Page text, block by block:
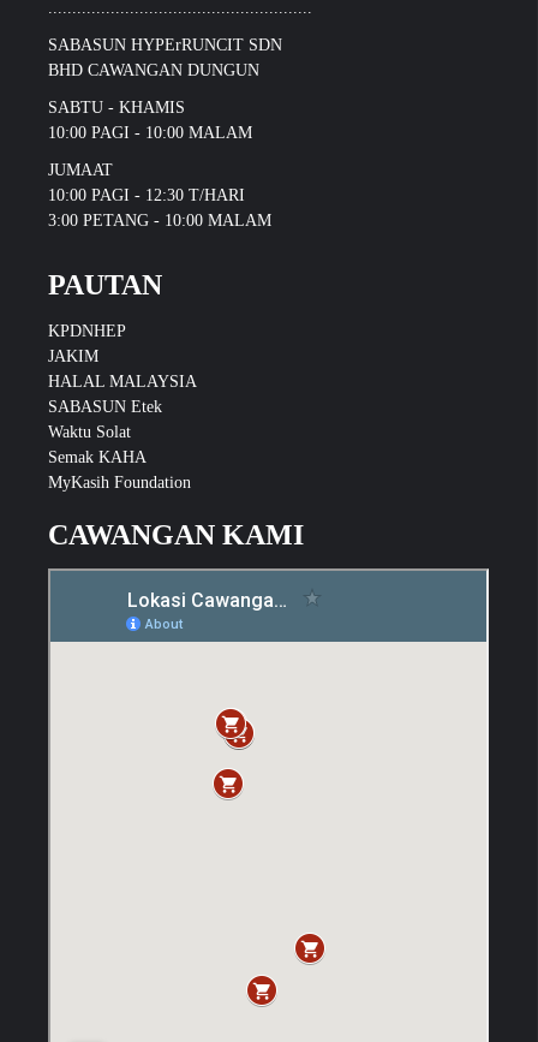
.......................................................
SABASUN HYPErRUNCIT SDN
BHD CAWANGAN DUNGUN
SABTU - KHAMIS
10:00 PAGI - 10:00 MALAM
JUMAAT
10:00 PAGI - 12:30 T/HARI
3:00 PETANG - 10:00 MALAM
PAUTAN
KPDNHEP
JAKIM
HALAL MALAYSIA
SABASUN Etek
Waktu Solat
Semak KAHA
MyKasih Foundation
CAWANGAN KAMI